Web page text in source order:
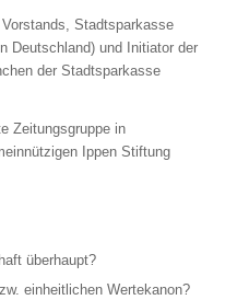
Stadtsparkasse
Deutschland) und Initiator der
der Stadtsparkasse
Zeitungsgruppe in
Ippen Stiftung
überhaupt?
einheitlichen Wertekanon?